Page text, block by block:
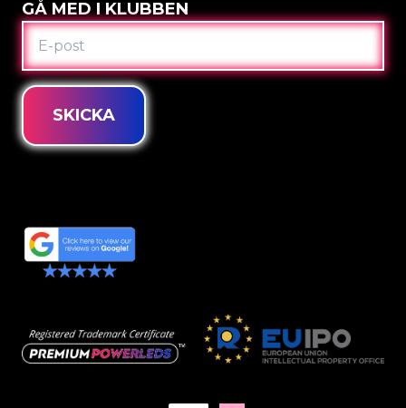
GÅ MED I KLUBBEN
E-
POST
SKICKA